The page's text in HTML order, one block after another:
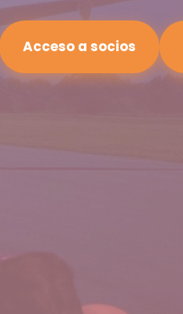
Acceso a socios